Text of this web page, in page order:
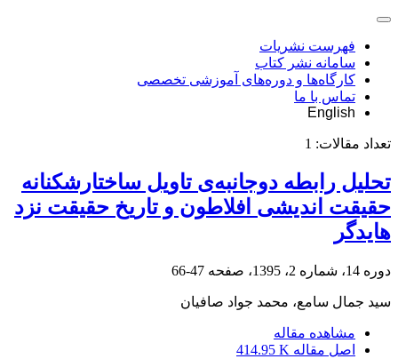
فهرست نشریات
سامانه نشر کتاب
کارگاه‌ها و دوره‌های آموزشی تخصصی
تماس با ما
English
تعداد مقالات: 1
تحلیل رابطه دوجانبه‌ی تاویل ساختارشکنانه
حقیقت اندیشی افلاطون و تاریخ حقیقت نزد
هایدگر
دوره 14، شماره 2، 1395، صفحه 47-66
سید جمال سامع، محمد جواد صافیان
مشاهده مقاله
اصل مقاله 414.95 K